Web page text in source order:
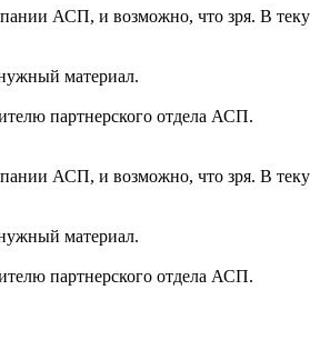
АСП, и возможно, что зря. В
материал.
партнерского отдела АСП.
АСП, и возможно, что зря. В
материал.
партнерского отдела АСП.